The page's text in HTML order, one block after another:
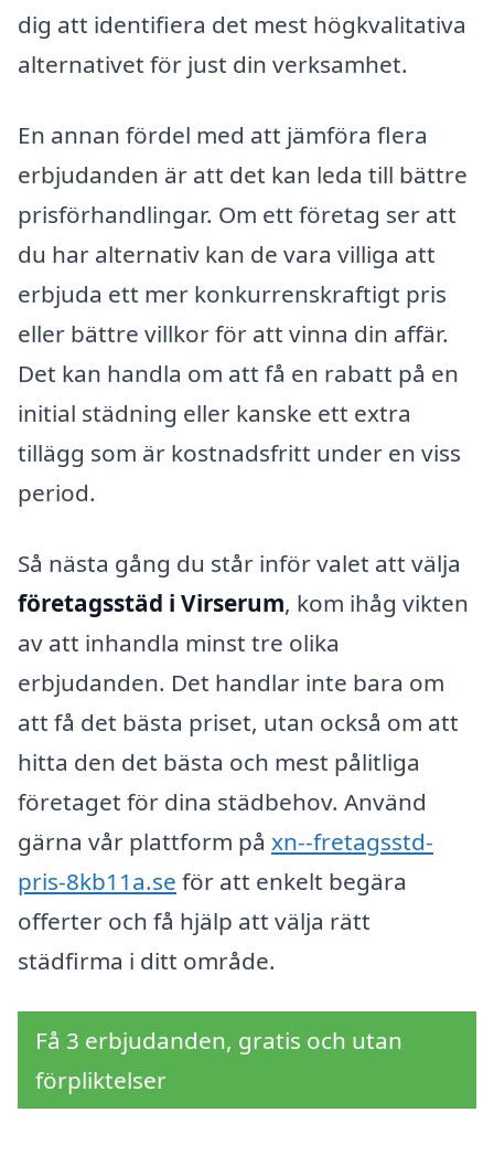
dig att identifiera det mest högkvalitativa
alternativet för just din verksamhet.
En annan fördel med att jämföra flera
erbjudanden är att det kan leda till bättre
prisförhandlingar. Om ett företag ser att
du har alternativ kan de vara villiga att
erbjuda ett mer konkurrenskraftigt pris
eller bättre villkor för att vinna din affär.
Det kan handla om att få en rabatt på en
initial städning eller kanske ett extra
tillägg som är kostnadsfritt under en viss
period.
Så nästa gång du står inför valet att välja
företagsstäd i Virserum, kom ihåg vikten
av att inhandla minst tre olika
erbjudanden. Det handlar inte bara om
att få det bästa priset, utan också om att
hitta den det bästa och mest pålitliga
företaget för dina städbehov. Använd
gärna vår plattform på xn--fretagsstd-
pris-8kb11a.se för att enkelt begära
offerter och få hjälp att välja rätt
städfirma i ditt område.
Få 3 erbjudanden, gratis och utan
förpliktelser